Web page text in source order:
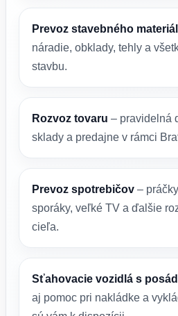
Prevoz stavebného
náradie, obklady, tehly a
stavbu.
Rozvoz tovaru – pravidelná
sklady a predajne v rámci
Prevoz spotrebičov –
sporáky, veľké TV a ďalšie
cieľa.
Sťahovacie vozidlá s
aj pomoc pri nakládke a